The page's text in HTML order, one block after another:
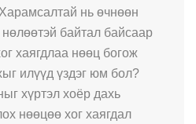
нь өчнөөн
байтал байсаар
хаягдлаа нөөц богож
илүүд үздэг юм бол?
хүртэл хоёр дахь
нөөцөө хог хаягдал